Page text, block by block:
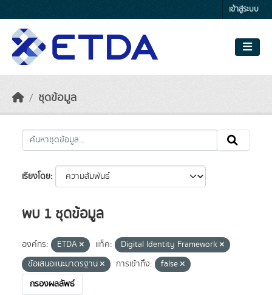
เข้าสู่ระบบ
ชุดข้อมูล
เรียงโดย
พบ 1 ชุดข้อมูล
องค์กร: ETDA แท็ค:
Digital Identity Framework
ข้อเสนอแนะมาตรฐาน
การเข้าถึง:
false
กรองผลลัพธ์